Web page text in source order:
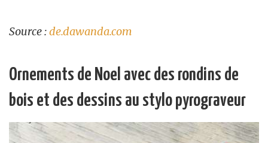
Source :de.dawanda.com
Ornements de Noel avec des rondins de
bois et des dessins au stylo pyrograveur